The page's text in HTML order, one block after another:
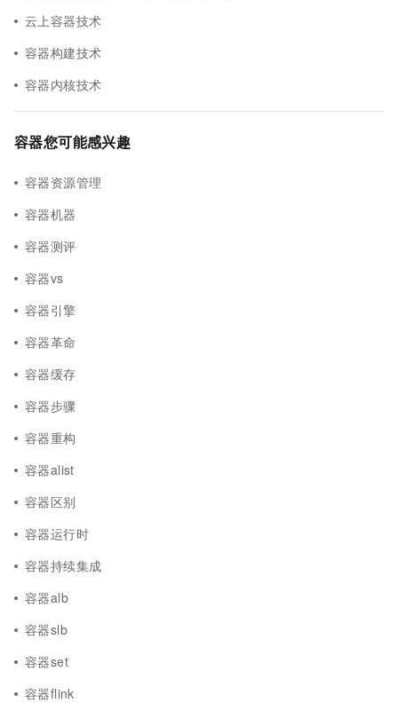
云上容器技术
容器构建技术
容器内核技术
容器您可能感兴趣
容器资源管理
容器机器
容器测评
容器vs
容器引擎
容器革命
容器缓存
容器步骤
容器重构
容器alist
容器区别
容器运行时
容器持续集成
容器alb
容器slb
容器set
容器flink